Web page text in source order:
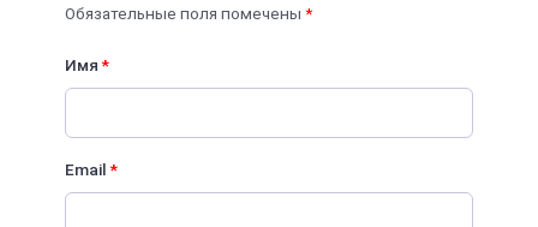
Обязательные поля помечены *
Имя*
Email*